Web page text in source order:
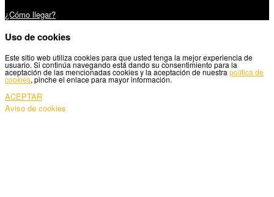
¿Cómo llegar?
Uso de cookies
Este sitio web utiliza cookies para que usted tenga la mejor experiencia de
usuario. Si continúa navegando está dando su consentimiento para la
aceptación de las mencionadas cookies y la aceptación de nuestra política de
cookies, pinche el enlace para mayor información.
ACEPTAR
Aviso de cookies